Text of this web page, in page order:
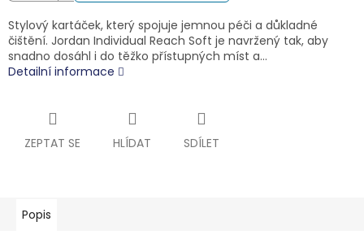
Stylový kartáček, který spojuje jemnou péči a důkladné
čištění. Jordan Individual Reach Soft je navržený tak, aby
snadno dosáhl i do těžko přístupných míst a…
Detailní informace
ZEPTAT SE HLÍDAT SDÍLET
Popis